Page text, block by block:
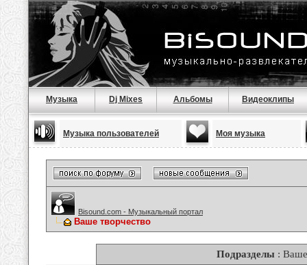
Музыка Dj Mixes Альбомы Видеоклипы
Музыка пользователей Моя музыка
Bisound.com - Музыкальный портал
Ваше творчество
Подразделы :